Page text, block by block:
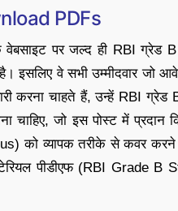
PDFs
पर जल्द ही RBI ग्रेड B
इसलिए वे सभी उम्मीदवार जो
करना चाहते हैं, उन्हें RBI ग्रेड
जो इस पोस्ट में प्रदान
को व्यापक तरीके से कवर करने
पीडीएफ (RBI Grade B